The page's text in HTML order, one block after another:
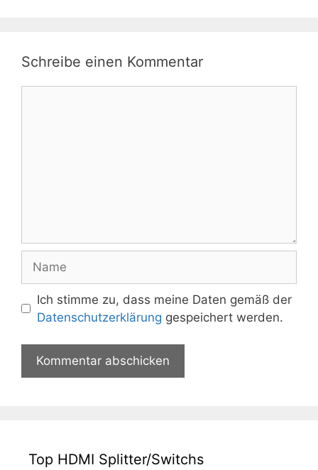
Schreibe einen Kommentar
Ich stimme zu, dass meine Daten gemäß der
Datenschutzerklärung gespeichert werden.
Top HDMI Splitter/Switchs